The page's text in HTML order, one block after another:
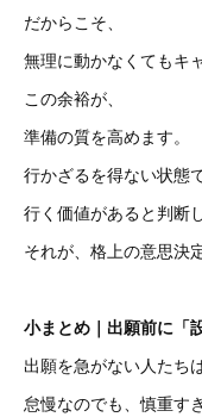
だからこそ、
無理に動かなくてもキ
この余裕が、
準備の質を高めます。
行かざるを得ない状態
行く価値があると判断
それが、格上の意思決
小まとめ｜出願前に「
出願を急がない人たちは
怠慢なのでも、慎重す